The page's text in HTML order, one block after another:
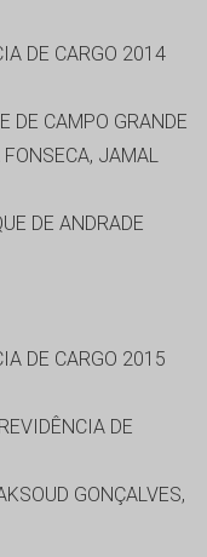
DE CARGO 2014
DE CAMPO GRANDE
FONSECA, JAMAL
DE ANDRADE
DE CARGO 2015
DE
GONÇALVES,